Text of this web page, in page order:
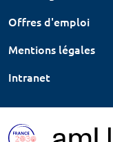
Offres d'emploi
Mentions légales
Intranet